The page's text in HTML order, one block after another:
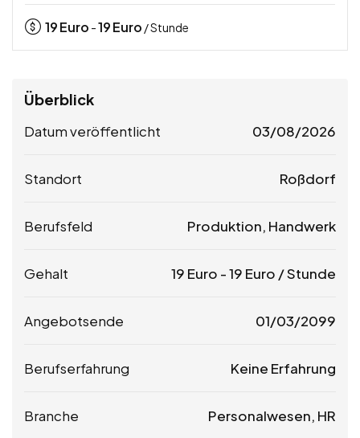
19Euro -19Euro / Stunde
Überblick
Datum veröffentlicht 03/08/2026
Standort Roßdorf
Berufsfeld Produktion, Handwerk
Gehalt 19 Euro -19 Euro / Stunde
Angebotsende 01/03/2099
Berufserfahrung Keine Erfahrung
Branche Personalwesen, HR